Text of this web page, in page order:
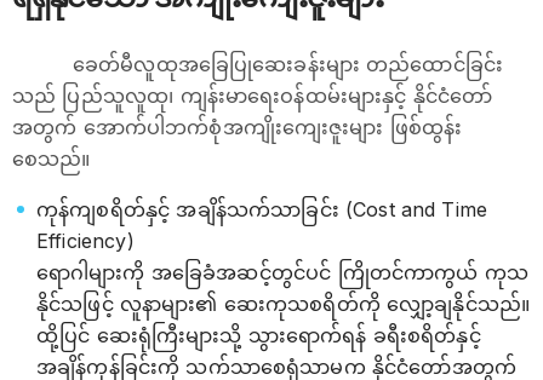
ခေတ်မီလူထုအခြေပြုဆေးခန်းများ တည်ထောင်ခြင်း
သည် ပြည်သူလူထု၊ ကျန်းမာရေးဝန်ထမ်းများနှင့် နိုင်ငံတော်
အတွက် အောက်ပါဘက်စုံအကျိုးကျေးဇူးများ ဖြစ်ထွန်း
စေသည်။
ကုန်ကျစရိတ်နှင့် အချိန်သက်သာခြင်း (Cost and Time
Efficiency)
ရောဂါများကို အခြေခံအဆင့်တွင်ပင် ကြိုတင်ကာကွယ် ကုသ
နိုင်သဖြင့် လူနာများ၏ ဆေးကုသစရိတ်ကို လျှော့ချနိုင်သည်။
ထို့ပြင် ဆေးရုံကြီးများသို့ သွားရောက်ရန် ခရီးစရိတ်နှင့်
အချိန်ကုန်ခြင်းကို သက်သာစေရုံသာမက နိုင်ငံတော်အတွက်